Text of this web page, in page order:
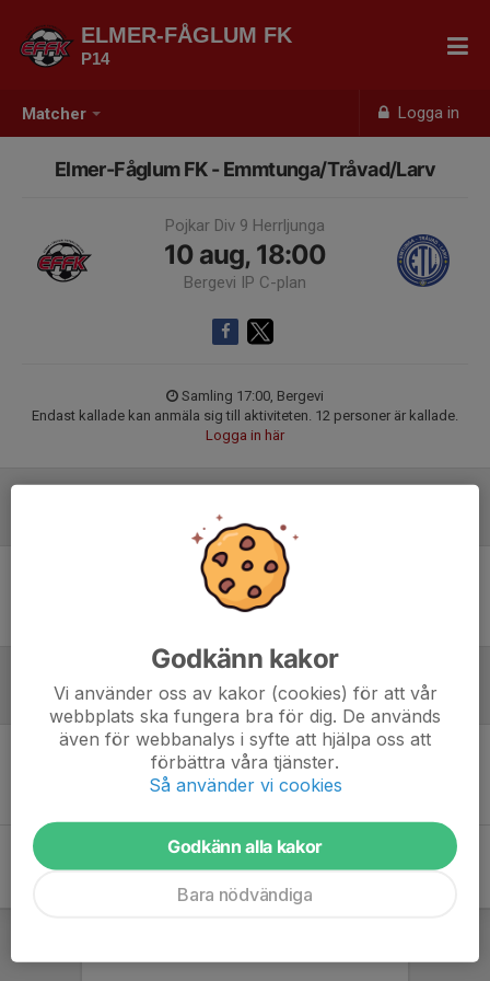
Matcher Logga in
ELMER-FÅGLUM FK
P14
Elmer-Fåglum FK - Emmtunga/Tråvad/Larv
Pojkar Div 9 Herrljunga
10 aug, 18:00
Bergevi IP C-plan
Samling 17:00, Bergevi
Endast kallade kan anmäla sig till aktiviteten. 12 personer är kallade.
Logga in här
Ingen uppställning ifylld
Inför match
Inget skrivet
Godkänn kakor
Vi använder oss av kakor (cookies) för att vår
webbplats ska fungera bra för dig. De används
även för webbanalys i syfte att hjälpa oss att
förbättra våra tjänster.
Så använder vi cookies
Godkänn alla kakor
Bara nödvändiga